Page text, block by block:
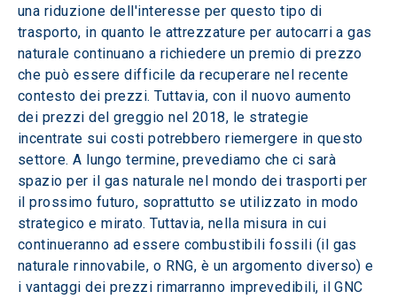
una riduzione dell'interesse per questo tipo di
trasporto, in quanto le attrezzature per autocarri a gas
naturale continuano a richiedere un premio di prezzo
che può essere difficile da recuperare nel recente
contesto dei prezzi. Tuttavia, con il nuovo aumento
dei prezzi del greggio nel 2018, le strategie
incentrate sui costi potrebbero riemergere in questo
settore. A lungo termine, prevediamo che ci sarà
spazio per il gas naturale nel mondo dei trasporti per
il prossimo futuro, soprattutto se utilizzato in modo
strategico e mirato. Tuttavia, nella misura in cui
continueranno ad essere combustibili fossili (il gas
naturale rinnovabile, o RNG, è un argomento diverso) e
i vantaggi dei prezzi rimarranno imprevedibili, il GNC